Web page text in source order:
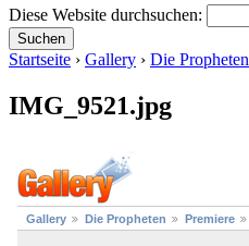
Diese Website durchsuchen:
Startseite › Gallery › Die Propheten
IMG_9521.jpg
Gallery Die Propheten Premiere